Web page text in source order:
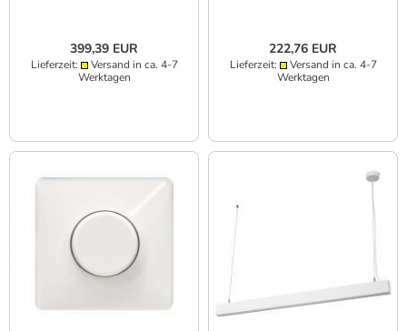
399,39 EUR
Lieferzeit:
Versand in ca. 4-7
Werktagen
222,76 EUR
Lieferzeit:
Versand in ca. 4-7
Werktagen